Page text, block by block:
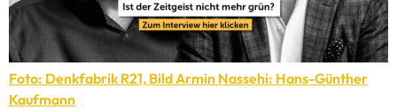
Foto: Denkfabrik R21, Bild Armin Nassehi: Hans-Günther
Kaufmann